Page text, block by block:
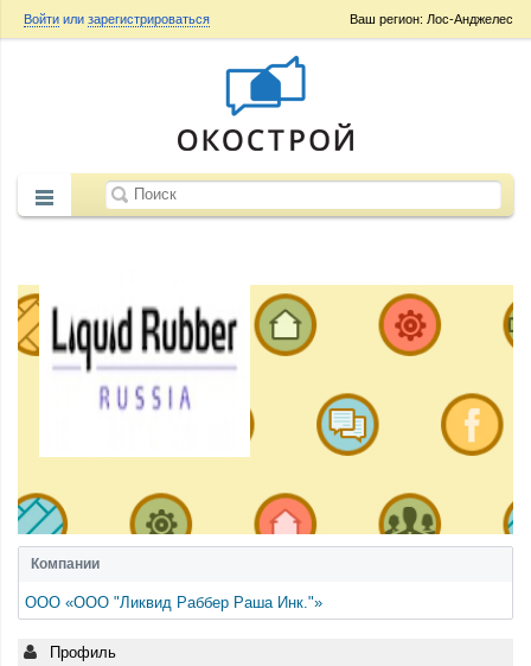
Ваш регион: Лос-Анджелес
Войти или зарегистрироваться
Компании
ООО «ООО "Ликвид Раббер Раша Инк."»
Профиль